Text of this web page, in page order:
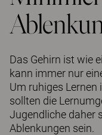
Das Gehirn ist wie
kann immer nur
Um ruhiges
sollten die
Jugendliche daher
Ablenkungen sein.